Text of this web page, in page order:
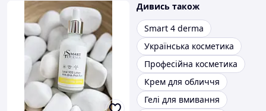
Дивись також
Smart 4 derma
Українська косметика
Професійна косметика
Крем для обличчя
Гелі для вмивання